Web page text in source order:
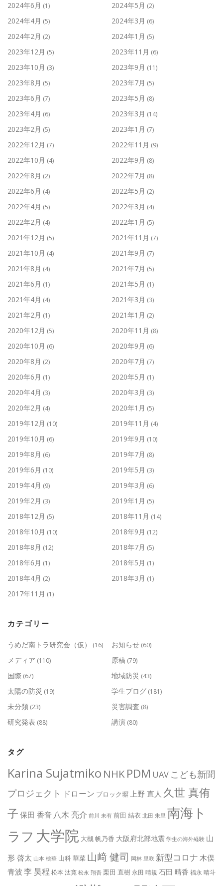
2024年6月 (1) 2024年5月 (2)
2024年4月 (5) 2024年3月 (6)
2024年2月 (2) 2024年1月 (5)
2023年12月 (5) 2023年11月 (6)
2023年10月 (3) 2023年9月 (11)
2023年8月 (5) 2023年7月 (5)
2023年6月 (7) 2023年5月 (8)
2023年4月 (6) 2023年3月 (14)
2023年2月 (5) 2023年1月 (7)
2022年12月 (7) 2022年11月 (9)
2022年10月 (4) 2022年9月 (8)
2022年8月 (2) 2022年7月 (8)
2022年6月 (4) 2022年5月 (2)
2022年4月 (5) 2022年3月 (4)
2022年2月 (4) 2022年1月 (5)
2021年12月 (5) 2021年11月 (7)
2021年10月 (4) 2021年9月 (7)
2021年8月 (4) 2021年7月 (5)
2021年6月 (1) 2021年5月 (1)
2021年4月 (4) 2021年3月 (3)
2021年2月 (1) 2021年1月 (2)
2020年12月 (5) 2020年11月 (8)
2020年10月 (6) 2020年9月 (6)
2020年8月 (2) 2020年7月 (7)
2020年6月 (1) 2020年5月 (1)
2020年4月 (3) 2020年3月 (3)
2020年2月 (4) 2020年1月 (5)
2019年12月 (10) 2019年11月 (4)
2019年10月 (6) 2019年9月 (10)
2019年8月 (6) 2019年7月 (8)
2019年6月 (10) 2019年5月 (3)
2019年4月 (9) 2019年3月 (6)
2019年2月 (3) 2019年1月 (5)
2018年12月 (5) 2018年11月 (14)
2018年10月 (10) 2018年9月 (12)
2018年8月 (12) 2018年7月 (5)
2018年6月 (1) 2018年5月 (1)
2018年4月 (2) 2018年3月 (1)
2017年11月 (1)
カテゴリー
うめだ南トラ研究会（仮） (16) お知らせ (60)
メディア (110) 原稿 (79)
国際 (67) 地域防災 (43)
太陽の防災 (19) 学生ブログ (181)
未分類 (23) 災害調査 (8)
研究発表 (88) 講演 (80)
タグ
Karina Sujatmiko NHK PDM UAV こども新聞
プロジェクト ドローン ブロック塀上野 直人 久世 真侑
子 保田 香音 八木 亮介 前川 未有 前田 結衣 北田 朱里 南海ト
ラフ 大学院 大槻 帆乃香 大阪府北部地震 学生の海外経験 山
形 啓太 山本 桃華 山科 華菜 山﨑 健司 岡林 里咲 新型コロナ木俣
青波李 昊程 松本 汰寛 松永 翔吾 栗田 直樹 永田 晴規 石田 晴香 福永 晴斗